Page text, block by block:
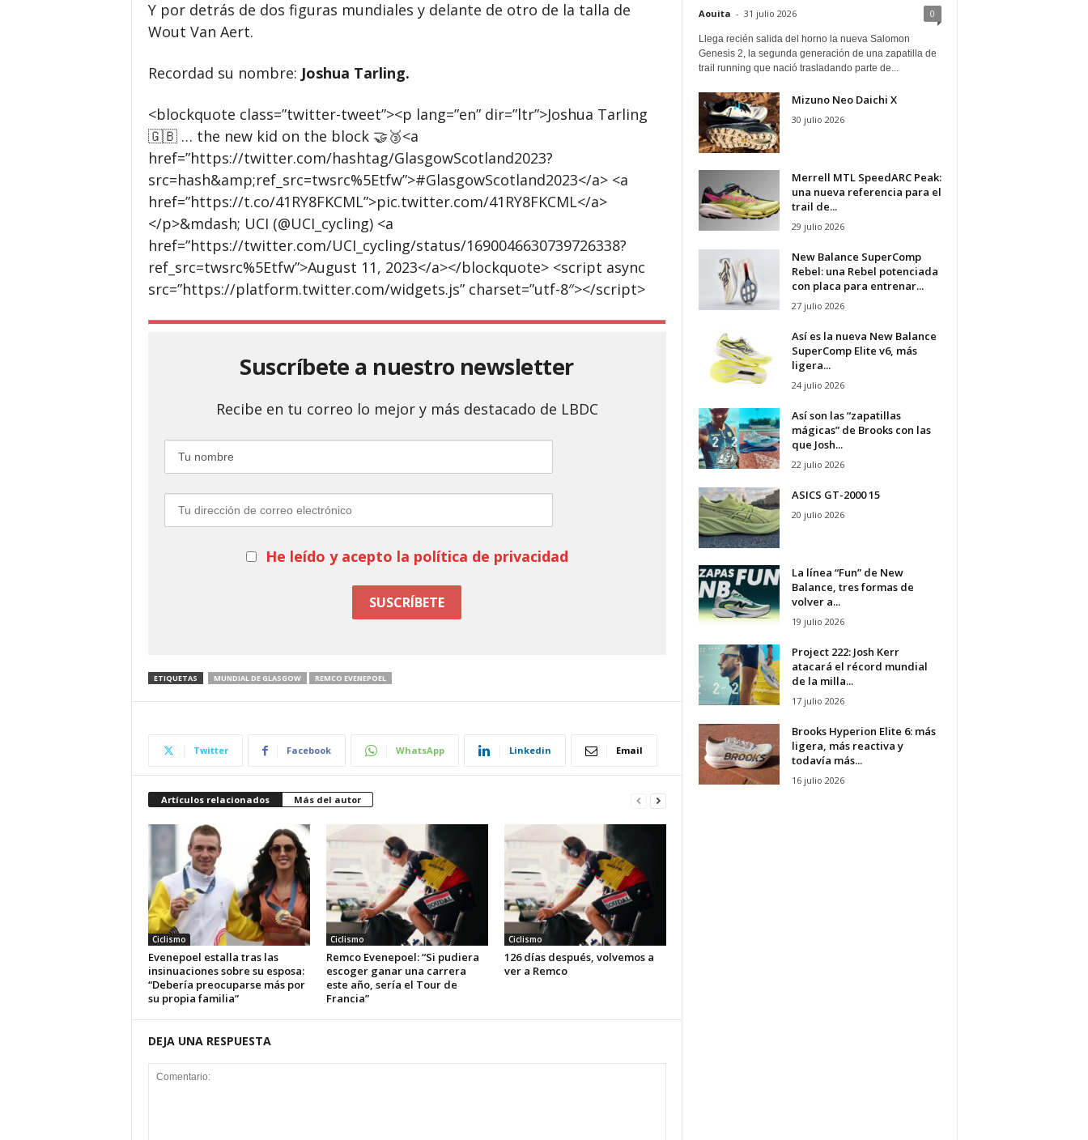
Y por detrás de dos figuras mundiales y delante de otro de la talla de
Wout Van Aert.
Recordad su nombre: Joshua Tarling.
<blockquote class=”twitter-tweet”><p lang=”en” dir=”ltr”>Joshua Tarling
🇬🇧 … the new kid on the block 🤝🥉<a
href=”https://twitter.com/hashtag/GlasgowScotland2023?
src=hash&amp;ref_src=twsrc%5Etfw”>#GlasgowScotland2023</a> <a
href=”https://t.co/41RY8FKCML”>pic.twitter.com/41RY8FKCML</a>
</p>&mdash; UCI (@UCI_cycling) <a
href=”https://twitter.com/UCI_cycling/status/1690046630739726338?
ref_src=twsrc%5Etfw”>August 11, 2023</a></blockquote> <script async
src=”https://platform.twitter.com/widgets.js” charset=”utf-8″></script>
Suscríbete a nuestro newsletter
Recibe en tu correo lo mejor y más destacado de LBDC
He leído y acepto la política de privacidad
ETIQUETAS MUNDIAL DE GLASGOW REMCO EVENEPOEL
Twitter Facebook WhatsApp Linkedin Email
Artículos relacionados Más del autor
Ciclismo
Evenepoel estalla tras las
insinuaciones sobre su esposa:
“Debería preocuparse más por
su propia familia”
Ciclismo
Remco Evenepoel: “Si pudiera
escoger ganar una carrera
este año, sería el Tour de
Francia”
Ciclismo
126 días después, volvemos a
ver a Remco
DEJA UNA RESPUESTA
Aouita - 31 julio 2026 0
Llega recién salida del horno la nueva Salomon
Genesis 2, la segunda generación de una zapatilla de
trail running que nació trasladando parte de...
Mizuno Neo Daichi X
30 julio 2026
Merrell MTL SpeedARC Peak:
una nueva referencia para el
trail de...
29 julio 2026
New Balance SuperComp
Rebel: una Rebel potenciada
con placa para entrenar...
27 julio 2026
Así es la nueva New Balance
SuperComp Elite v6, más
ligera...
24 julio 2026
Así son las “zapatillas
mágicas” de Brooks con las
que Josh...
22 julio 2026
ASICS GT-2000 15
20 julio 2026
La línea “Fun” de New
Balance, tres formas de
volver a...
19 julio 2026
Project 222: Josh Kerr
atacará el récord mundial
de la milla...
17 julio 2026
Brooks Hyperion Elite 6: más
ligera, más reactiva y
todavía más...
16 julio 2026